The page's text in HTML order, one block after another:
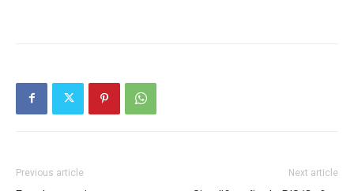
Previous article Next article